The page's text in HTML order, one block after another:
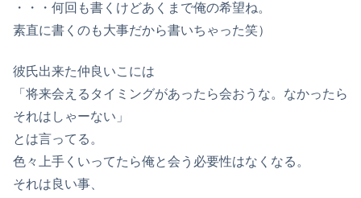
・・・何回も書くけどあくまで俺の希望ね。
素直に書くのも大事だから書いちゃった笑）
彼氏出来た仲良いこには
「将来会えるタイミングがあったら会おうな。なかったら
それはしゃーない」
とは言ってる。
色々上手くいってたら俺と会う必要性はなくなる。
それは良い事、